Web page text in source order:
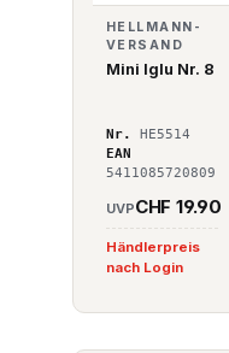
HELLMANN-
VERSAND
Mini Iglu Nr. 8
Nr.
HE5514
EAN
5411085720809
UVPCHF 19.90
Händlerpreis
nach Login